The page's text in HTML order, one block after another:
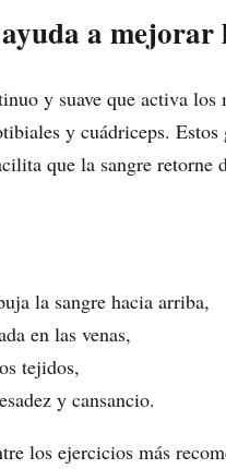
a
y suave que activa los
y cuádriceps.
que la sangre retorne
la sangre hacia arriba,
en las venas,
tejidos,
y cansancio.
los ejercicios más